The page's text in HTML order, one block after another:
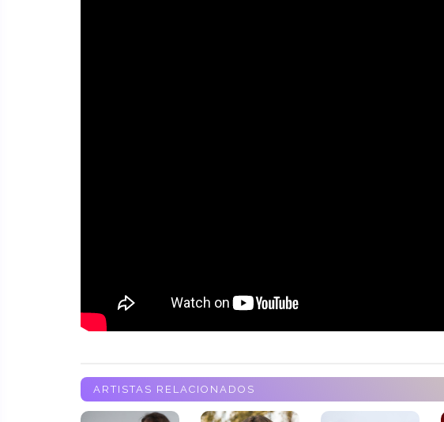
ARTISTAS RELACIONADOS